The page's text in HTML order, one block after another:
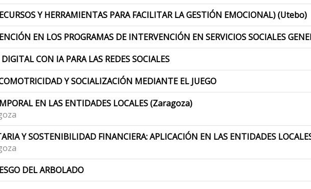
Y HERRAMIENTAS PARA FACILITAR LA GESTIÓN EMOCIONAL) (Utebo)
EN LOS PROGRAMAS DE INTERVENCIÓN EN SERVICIOS SOCIALES
CON IA PARA LAS REDES SOCIALES
Y SOCIALIZACIÓN MEDIANTE EL JUEGO
EN LAS ENTIDADES LOCALES (Zaragoza)
Y SOSTENIBILIDAD FINANCIERA: APLICACIÓN EN LAS ENTIDADES
DEL ARBOLADO